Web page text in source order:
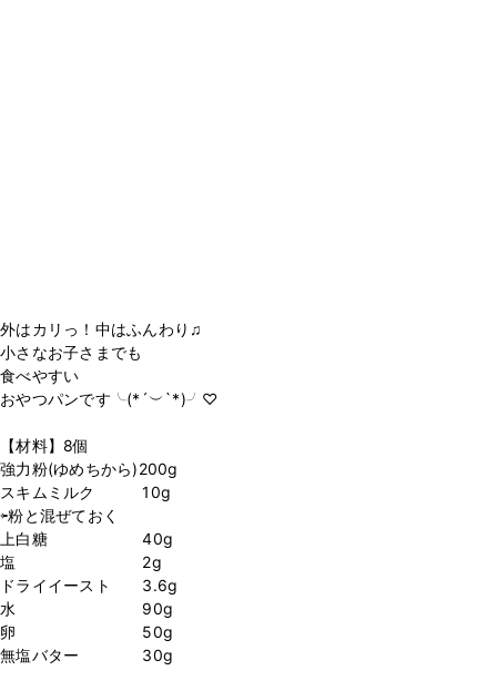
外はカリっ！中はふんわり♫
小さなお子さまでも
食べやすい
おやつパンです╰(*´︶`*)╯♡
【材料】8個
強力粉(ゆめちから)200g
スキムミルク 10g
⇦粉と混ぜておく
上白糖 40g
塩 2g
ドライイースト 3.6g
水 90g
卵 50g
無塩バター 30g